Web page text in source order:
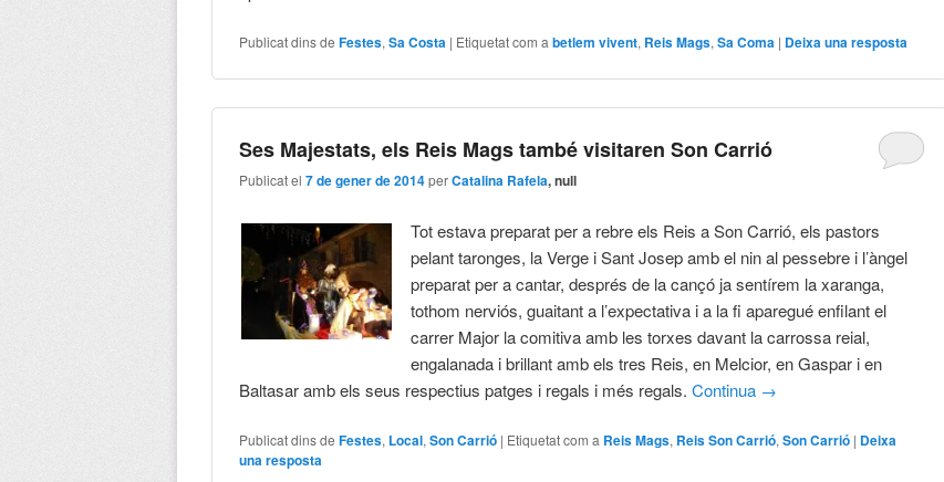
Publicat dins de Festes,Sa Costa | Etiquetat com a betlem vivent, Reis Mags,Sa Coma | Deixa una resposta
Ses Majestats, els Reis Mags també visitaren Son Carrió
Publicat el7 de gener de 2014perCatalina Rafela, null
Tot estava preparat per a rebre els Reis a Son Carrió, els pastors
pelant taronges, la Verge i Sant Josep amb el nin al pessebre i l’àngel
preparat per a cantar, després de la cançó ja sentírem la xaranga,
tothom nerviós, guaitant a l’expectativa i a la fi aparegué enfilant el
carrer Major la comitiva amb les torxes davant la carrossa reial,
engalanada i brillant amb els tres Reis, en Melcior, en Gaspar i en
Baltasar amb els seus respectius patges i regals i més regals.Continua →
Publicat dins de Festes, Local,Son Carrió | Etiquetat com a Reis Mags, Reis Son Carrió,Son Carrió | Deixa
una resposta